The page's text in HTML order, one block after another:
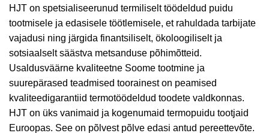
HJT on spetsialiseerunud termiliselt töödeldud puidu
tootmisele ja edasisele töötlemisele, et rahuldada tarbijate
vajadusi ning järgida finantsiliselt, ökoloogiliselt ja
sotsiaalselt säästva metsanduse põhimõtteid.
Usaldusväärne kvaliteetne Soome tootmine ja
suurepärased teadmised toorainest on peamised
kvaliteedigarantiid termotöödeldud toodete valdkonnas.
HJT on üks vanimaid ja kogenumaid termopuidu tootjaid
Euroopas. See on põlvest põlve edasi antud pereettevõte.